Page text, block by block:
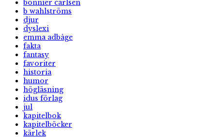
bonnier carlsen
b wahlströms
djur
dyslexi
emma adbåge
fakta
fantasy
favoriter
historia
humor
högläsning
idus förlag
jul
kapitelbok
kapitelböcker
kärlek